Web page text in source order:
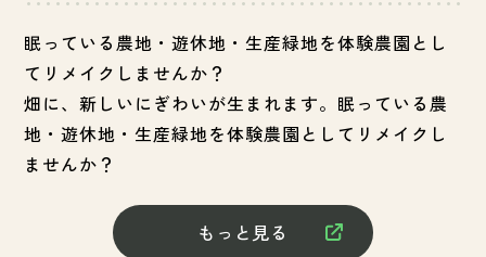
眠っている農地・遊休地・生産緑地を体験農園とし
てリメイクしませんか？
畑に、新しいにぎわいが生まれます。眠っている農
地・遊休地・生産緑地を体験農園としてリメイクし
ませんか？
もっと見る